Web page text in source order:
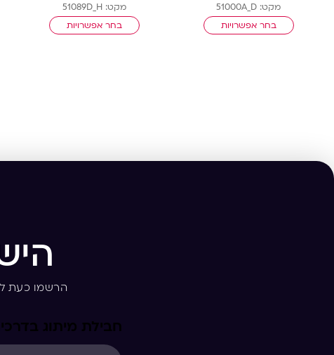
מקט: 51000A_D
בחר אפשרויות
מקט: 51089D_H
בחר אפשרויות
הרשמו כעת
חבילת מיתוג